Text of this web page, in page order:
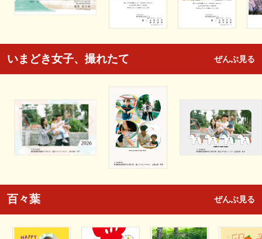
いまどき女子、撮れたて ぜんぶ見る
百々葉 ぜんぶ見る